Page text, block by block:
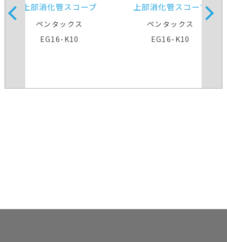
上部消化管スコープ
ペンタックス
EG16-K10
上部消化管スコープ
ペンタックス
EG16-K10